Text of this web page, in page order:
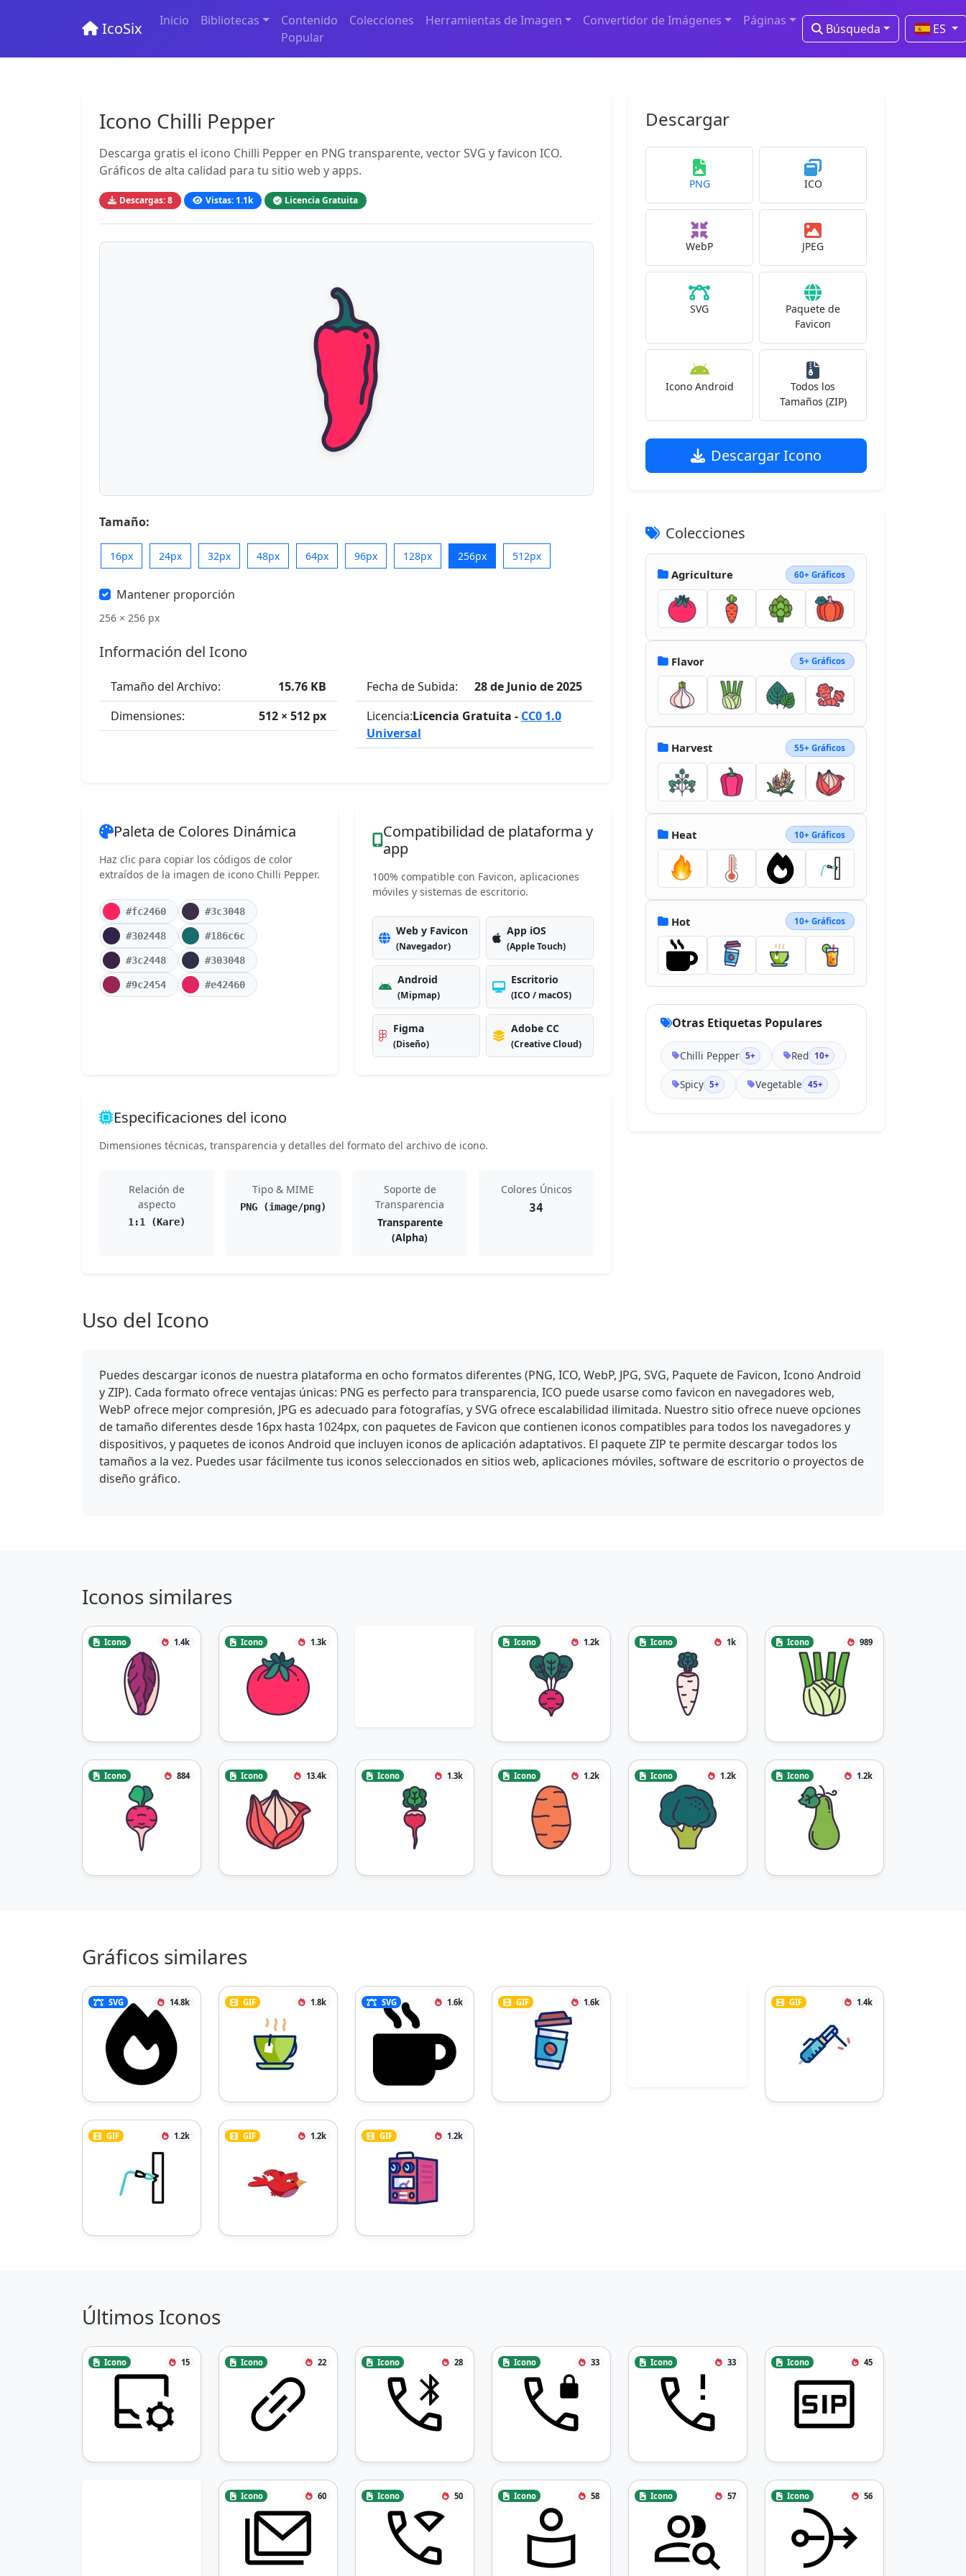
IcoSix Inicio Bibliotecas
Contenido
Popular
Colecciones Herramientas de Imagen Convertidor de Imágenes Páginas
Búsqueda ES
Icono Chilli Pepper
Descarga gratis el icono Chilli Pepper en PNG transparente, vector SVG y favicon ICO.
Gráficos de alta calidad para tu sitio web y apps.
Descargas: 8 Vistas: 1.1k Licencia Gratuita
Tamaño:
16px 24px 32px 48px 64px 96px 128px 256px 512px
Mantener proporción
256 × 256 px
Información del Icono
Tamaño del Archivo:
15.76 KB
Dimensiones:
512 × 512 px
Fecha de Subida:
28 de Junio de 2025
Licencia:Licencia Gratuita - CC0 1.0
Universal
Paleta de Colores Dinámica
Haz clic para copiar los códigos de color
extraídos de la imagen de icono Chilli Pepper.
#fc2460 #3c3048
#302448 #186c6c
#3c2448 #303048
#9c2454 #e42460
Compatibilidad de plataforma y
app
100% compatible con Favicon, aplicaciones
móviles y sistemas de escritorio.
Web y Favicon
(Navegador)
App iOS
(Apple Touch)
Android
(Mipmap)
Escritorio
(ICO / macOS)
Figma
(Diseño)
Adobe CC
(Creative Cloud)
Especificaciones del icono
Dimensiones técnicas, transparencia y detalles del formato del archivo de icono.
Relación de
aspecto
1:1 (Kare)
Tipo & MIME
PNG (image/png)
Soporte de
Transparencia
Transparente
(Alpha)
Colores Únicos
34
Descargar
PNG ICO
WebP JPEG
SVG
Paquete de
Favicon
Icono Android
Todos los
Tamaños (ZIP)
Descargar Icono
Colecciones
Agriculture 60+ Gráficos
Flavor 5+ Gráficos
Harvest 55+ Gráficos
Heat 10+ Gráficos
Hot 10+ Gráficos
Otras Etiquetas Populares
Chilli Pepper 5+ Red 10+
Spicy 5+ Vegetable 45+
Uso del Icono
Puedes descargar iconos de nuestra plataforma en ocho formatos diferentes (PNG, ICO, WebP, JPG, SVG, Paquete de Favicon, Icono Android
y ZIP). Cada formato ofrece ventajas únicas: PNG es perfecto para transparencia, ICO puede usarse como favicon en navegadores web,
WebP ofrece mejor compresión, JPG es adecuado para fotografías, y SVG ofrece escalabilidad ilimitada. Nuestro sitio ofrece nueve opciones
de tamaño diferentes desde 16px hasta 1024px, con paquetes de Favicon que contienen iconos compatibles para todos los navegadores y
dispositivos, y paquetes de iconos Android que incluyen iconos de aplicación adaptativos. El paquete ZIP te permite descargar todos los
tamaños a la vez. Puedes usar fácilmente tus iconos seleccionados en sitios web, aplicaciones móviles, software de escritorio o proyectos de
diseño gráfico.
Iconos similares
Icono 1.4k Icono 1.3k Icono 1.2k Icono 1k Icono 989
Icono 884 Icono 13.4k Icono 1.3k Icono 1.2k Icono 1.2k Icono 1.2k
Gráficos similares
SVG 14.8k GIF 1.8k SVG 1.6k GIF 1.6k GIF 1.4k
GIF 1.2k GIF 1.2k GIF 1.2k
Últimos Iconos
Icono 15 Icono 22 Icono 28 Icono 33 Icono 33 Icono 45
Icono 60 Icono 50 Icono 58 Icono 57 Icono 56